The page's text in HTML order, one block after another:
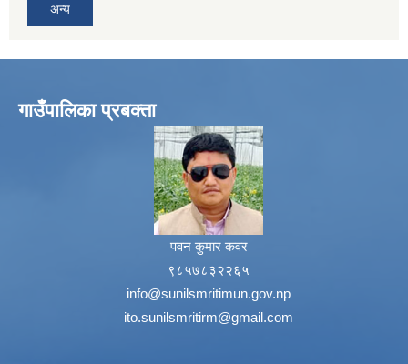
अन्य
गाउँपालिका प्रबक्ता
पवन कुमार कवर
९८५७८३२२६५
info@sunilsmritimun.gov.np
ito.sunilsmritirm@gmail.com